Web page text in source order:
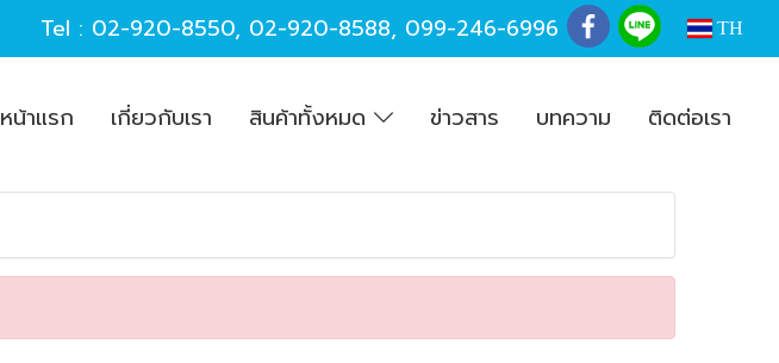
Tel : 02-920-8550, 02-920-8588, 099-246-6996 TH
หน้าแรก เกี่ยวกับเรา สินค้าทั้งหมด ข่าวสาร บทความ ติดต่อเรา